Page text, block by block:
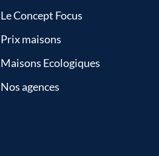
Le Concept Focus
Prix maisons
Maisons Ecologiques
Nos agences